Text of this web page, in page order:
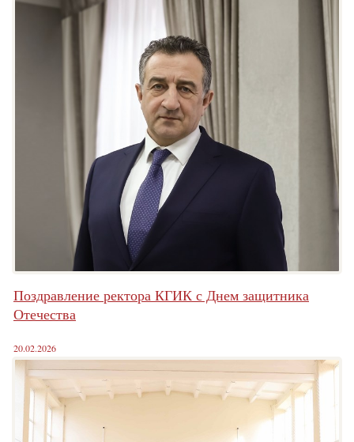
Поздравление ректора КГИК с Днем защитника
Отечества
20.02.2026